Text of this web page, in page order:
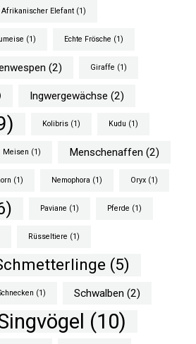
Afrikanischer Elefant (1)
(1) Echte Frösche (1)
(2) Giraffe (1)
Ingwergewächse (2)
Kolibris (1) Kudu (1)
Meisen (1) Menschenaffen (2)
(1) Nemophora (1) Oryx (1)
Paviane (1) Pferde (1)
Rüsseltiere (1)
(5)
(1) Schwalben (2)
(10)